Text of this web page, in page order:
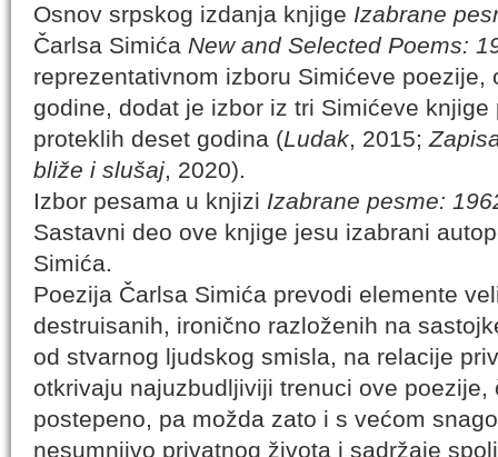
Osnov srpskog izdanja knjige Izabrane
Čarlsa Simića New and Selected Poems:
reprezentativnom izboru Simićeve poezije,
godine, dodat je izbor iz tri Simićeve
proteklih deset godina (Ludak, 2015;
bliže i slušaj, 2020).
Izbor pesama u knjizi Izabrane pesme:
Sastavni deo ove knjige jesu izabrani
Simića.
Poezija Čarlsa Simića prevodi elemente
destruisanih, ironično razloženih na
od stvarnog ljudskog smisla, na relacije
otkrivaju najuzbudljiviji trenuci ove
postepeno, pa možda zato i s većom
nesumnjivo privatnog života i sadržaje